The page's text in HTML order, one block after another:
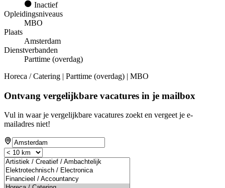
Inactief
Opleidingsniveaus
MBO
Plaats
Amsterdam
Dienstverbanden
Parttime (overdag)
Horeca / Catering | Parttime (overdag) | MBO
Ontvang vergelijkbare vacatures in je mailbox
Vul in waar je vergelijkbare vacatures zoekt en vergeet je e-
mailadres niet!